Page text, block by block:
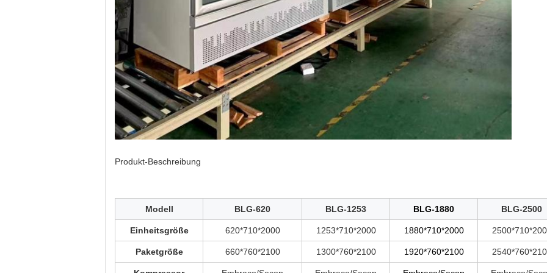
Produkt-Beschreibung
Modell BLG-620 BLG-1253 BLG-1880 BLG-2500
Einheitsgröße 620*710*2000 1253*710*2000 1880*710*2000
Paketgröße 660*760*2100 1300*760*2100 1920*760*2100